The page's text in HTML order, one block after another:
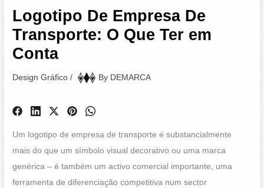
Logotipo De Empresa De
Transporte: O Que Ter em
Conta
Design Gráfico / By DEMARCA
Um logotipo de empresa de transporte é substancialmente
mais do que um símbolo visual decorativo ou uma marca
genérica – é também um activo comercial importante, uma
ferramenta de diferenciação competitiva num sector